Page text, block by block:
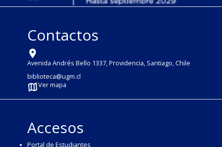
Contactos
Avenida Andrés Bello 1337, Providencia, Santiago, Chile
biblioteca@ugm.cl
Ver mapa
Accesos
Portal de Estudiantes